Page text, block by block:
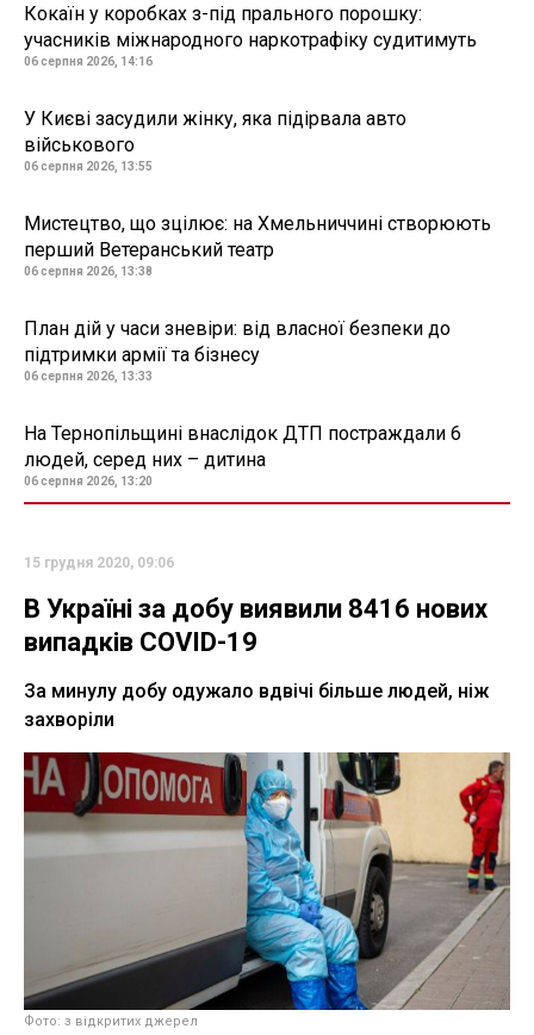
Кокаїн у коробках з-під прального порошку:
учасників міжнародного наркотрафіку судитимуть
06 серпня 2026, 14:16
У Києві засудили жінку, яка підірвала авто
військового
06 серпня 2026, 13:55
Мистецтво, що зцілює: на Хмельниччині створюють
перший Ветеранський театр
06 серпня 2026, 13:38
План дій у часи зневіри: від власної безпеки до
підтримки армії та бізнесу
06 серпня 2026, 13:33
На Тернопільщині внаслідок ДТП постраждали 6
людей, серед них – дитина
06 серпня 2026, 13:20
15 грудня 2020, 09:06
В Україні за добу виявили 8416 нових
випадків COVID-19
За минулу добу одужало вдвічі більше людей, ніж
захворіли
Фото: з відкритих джерел